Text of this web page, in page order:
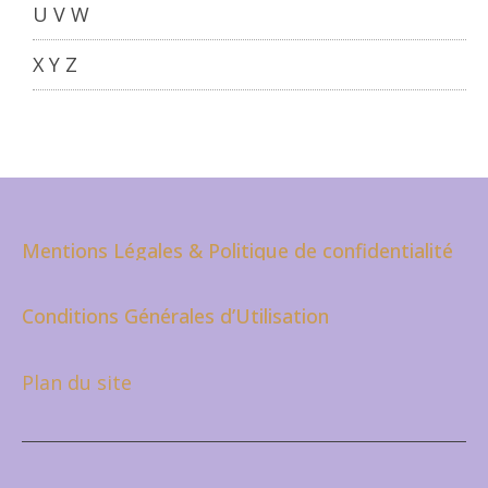
U V W
X Y Z
Mentions Légales & Politique de confidentialité
Conditions Générales d’Utilisation
Plan du site